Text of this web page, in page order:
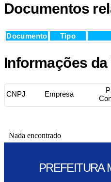
Documentos
Documento Tipo
Informações
CNPJ Empresa
Nada encontrado
PREFEITURA